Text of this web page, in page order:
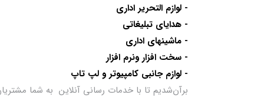
- لوازم التحریر اداری
- هدایای تبلیغاتی
- ماشینهای اداری
- سخت افزار ونرم افزار
- لوازم جانبی کامپیوتر و لپ تاپ
برآن‌شدیم تا با خدمات رسانی آنلاین به شما